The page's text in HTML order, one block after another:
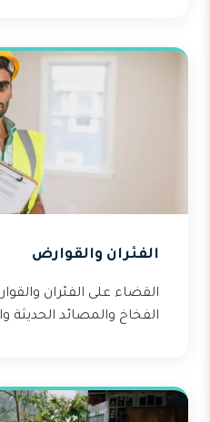
الفئران والقوارض
القضاء على الفئران
الفخاخ والمصائد الحديثة